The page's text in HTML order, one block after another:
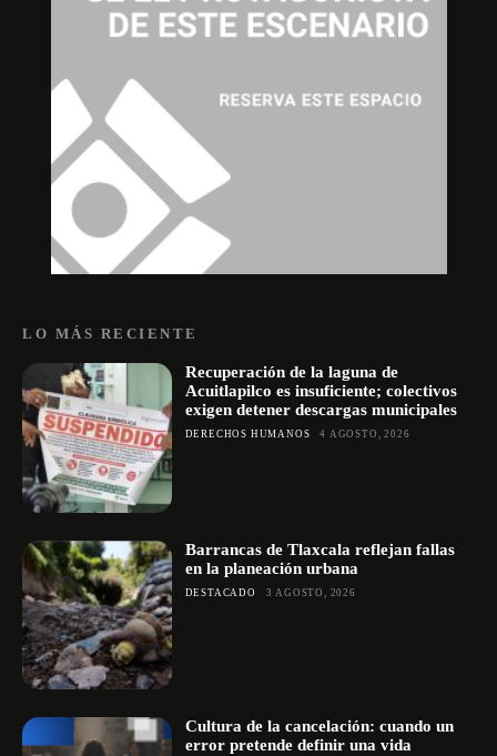
LO MÁS RECIENTE
Recuperación de la laguna de
Acuitlapilco es insuficiente; colectivos
exigen detener descargas municipales
DERECHOS HUMANOS 4 AGOSTO, 2026
Barrancas de Tlaxcala reflejan fallas
en la planeación urbana
DESTACADO 3 AGOSTO, 2026
Cultura de la cancelación: cuando un
error pretende definir una vida